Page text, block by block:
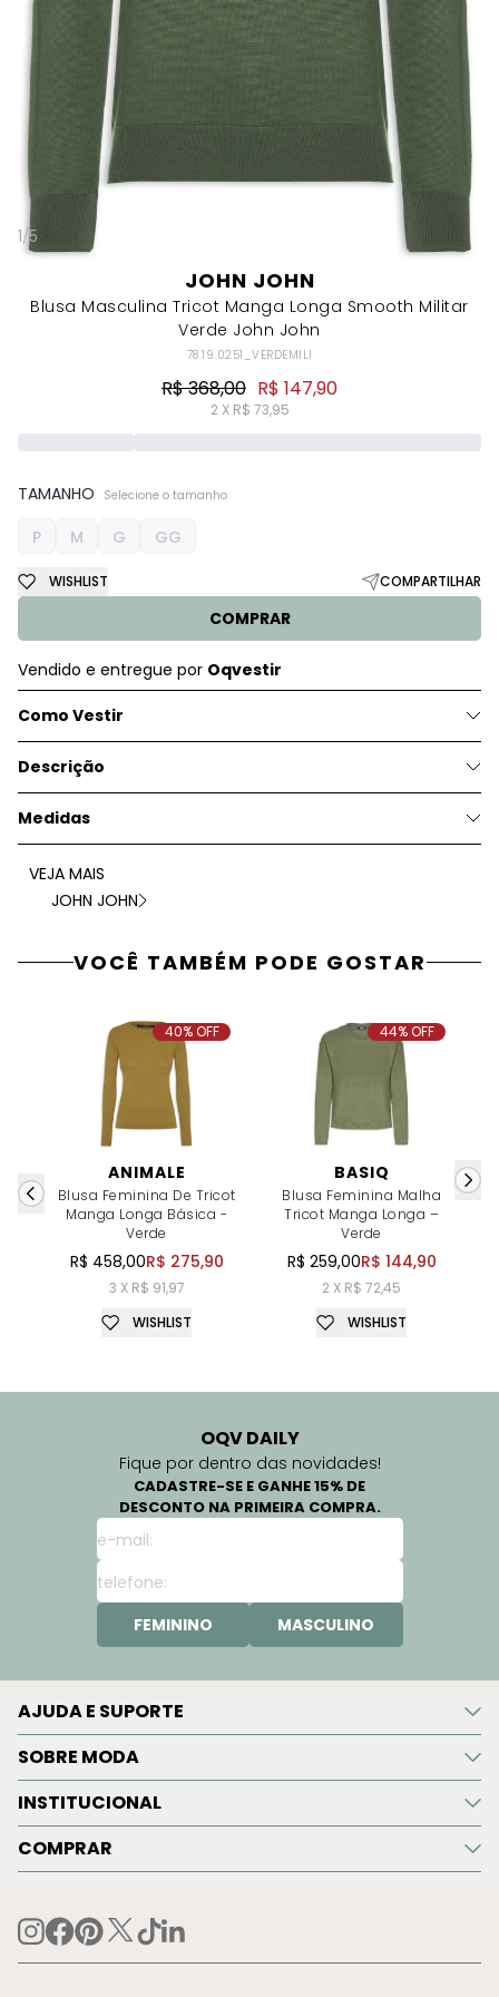
1/5
JOHN JOHN
Blusa Masculina Tricot Manga Longa Smooth Militar
Verde John John
78.19.0251_VERDEMILI
R$ 368,00 R$ 147,90
2 X R$ 73,95
TAMANHO Selecione o tamanho
P M G GG
COMPRAR
WISHLIST COMPARTILHAR
Vendido e entregue por Oqvestir
Como Vestir
Descrição
Medidas
VEJA MAIS
JOHN JOHN
VOCÊ TAMBÉM PODE GOSTAR
ANIMALE
Blusa Feminina De Tricot
Manga Longa Básica -
Verde
R$ 458,00R$ 275,90
3 X R$ 91,97
40% OFF
WISHLIST
BASIQ
Blusa Feminina Malha
Tricot Manga Longa –
Verde
R$ 259,00R$ 144,90
2 X R$ 72,45
44% OFF
WISHLIST
OQV DAILY
Fique por dentro das novidades!
CADASTRE-SE E GANHE 15% DE
DESCONTO NA PRIMEIRA COMPRA.
FEMININO MASCULINO
AJUDA E SUPORTE
SOBRE MODA
INSTITUCIONAL
COMPRAR